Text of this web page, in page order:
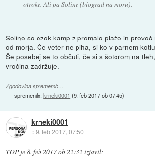
otroke. Ali pa Soline (biograd na moru).
Soline so ozek kamp z premalo plaže in
od morja. Če veter ne piha, si ko v parnem
Še posebej se to občuti, če si s šotorom na
vročina zadržuje.
Zgodovina sprememb…
spremenilo:krneki0001 (9. feb 2017 ob 07:45)
krneki0001
::9. feb 2017, 07:50
TOP je8. feb 2017 ob 22:32 izjavil: